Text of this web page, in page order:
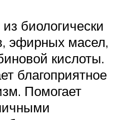
биологически
эфирных масел,
кислоты.
благоприятное
Помогает